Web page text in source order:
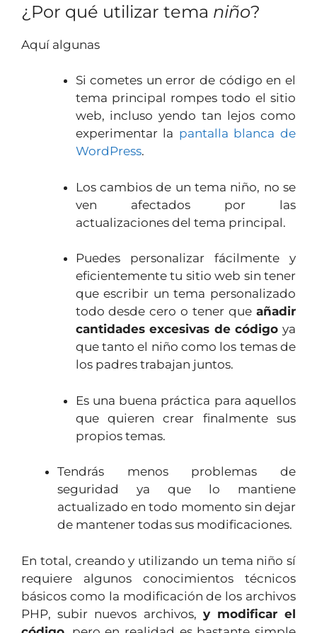
¿Por qué utilizar tema niño?
Aquí algunas
Si cometes un error de código en el
tema principal rompes todo el sitio
web, incluso yendo tan lejos como
experimentar la pantalla blanca de
WordPress.
Los cambios de un tema niño, no se
ven afectados por las
actualizaciones del tema principal.
Puedes personalizar fácilmente y
eficientemente tu sitio web sin tener
que escribir un tema personalizado
todo desde cero o tener que añadir
cantidades excesivas de código ya
que tanto el niño como los temas de
los padres trabajan juntos.
Es una buena práctica para aquellos
que quieren crear finalmente sus
propios temas.
Tendrás menos problemas de
seguridad ya que lo mantiene
actualizado en todo momento sin dejar
de mantener todas sus modificaciones.
En total, creando y utilizando un tema niño sí
requiere algunos conocimientos técnicos
básicos como la modificación de los archivos
PHP, subir nuevos archivos, y modificar el